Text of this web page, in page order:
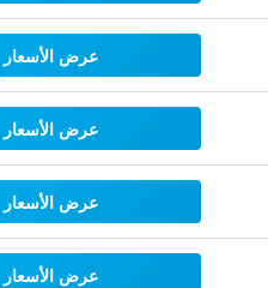
عرض الأسعار
عرض الأسعار
عرض الأسعار
عرض الأسعار